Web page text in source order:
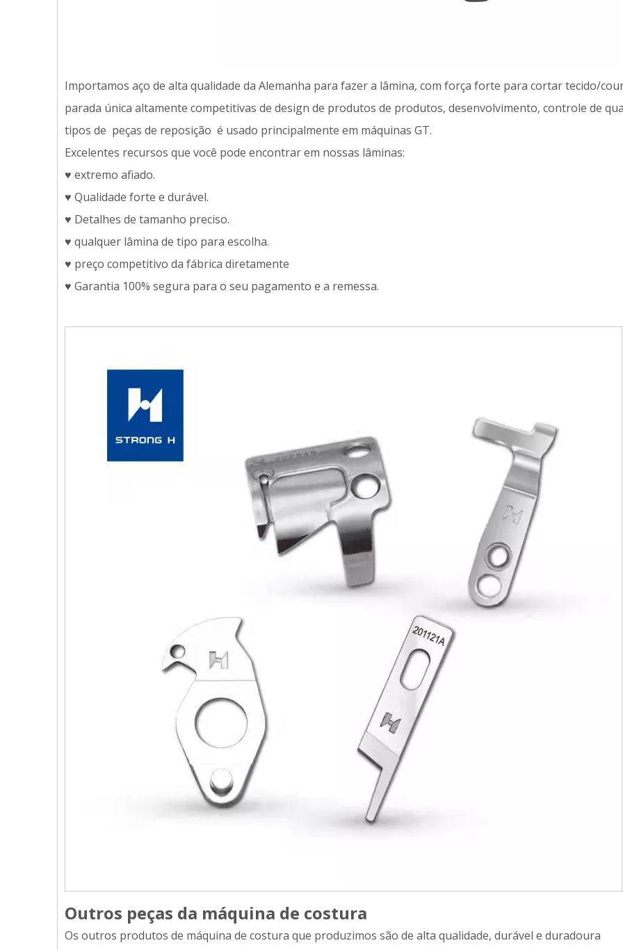
Importamos aço de alta qualidade da Alemanha para fazer a lâmina, com força forte para cortar tecido/
parada única altamente competitivas de design de produtos de produtos, desenvolvimento, controle de
tipos de peças de reposição é usado principalmente em máquinas GT.
Excelentes recursos que você pode encontrar em nossas lâminas:
♥ extremo afiado.
♥ Qualidade forte e durável.
♥ Detalhes de tamanho preciso.
♥ qualquer lâmina de tipo para escolha.
♥ preço competitivo da fábrica diretamente
♥ Garantia 100% segura para o seu pagamento e a remessa.
Outros peças da máquina de costura
Os outros produtos de máquina de costura que produzimos são de alta qualidade, durável e duradoura